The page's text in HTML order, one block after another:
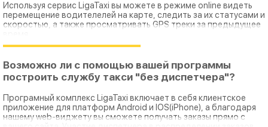
Используя сервис LigaTaxi вы можете в режиме online видеть
перемещение водителелей на карте, следить за их статусами и
скоростью, а также просматривать GPS треки за предыдущее
Возможно ли с помощью вашей программы
построить службу такси "без диспетчера"?
Програмный комплекс LigaTaxi включает в себя клиентское
приложение для платформ Android и IOS(iPhone), а благодаря
нашему web-виджету вы сможете получать заказы прямо с